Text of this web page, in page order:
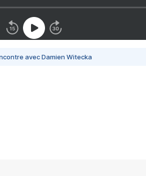
avec Damien Witecka